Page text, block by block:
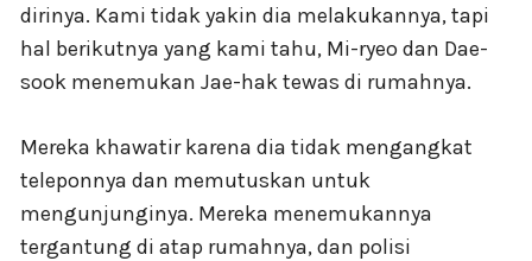
dirinya. Kami tidak yakin dia melakukannya, tapi
hal berikutnya yang kami tahu, Mi-ryeo dan Dae-
sook menemukan Jae-hak tewas di rumahnya.
Mereka khawatir karena dia tidak mengangkat
teleponnya dan memutuskan untuk
mengunjunginya. Mereka menemukannya
tergantung di atap rumahnya, dan polisi